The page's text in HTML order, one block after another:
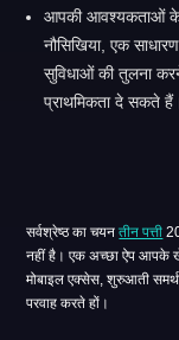
आपकी आवश्यकताओं के
नौसिखिया, एक
सुविधाओं की तुलना
प्राथमिकता दे सकते
सर्वश्रेष्ठ का चयनतीन पत्ती 2026
नहीं है। एक अच्छा ऐप आपके खेलने के
मोबाइल एक्सेस, शुरुआती समर्थन,
परवाह करते हों।